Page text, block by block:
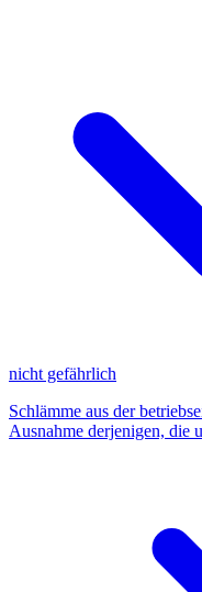
nicht gefährlich
Schlämme aus der
Ausnahme derjenigen, die